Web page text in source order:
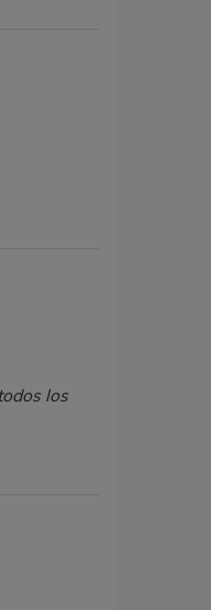
los